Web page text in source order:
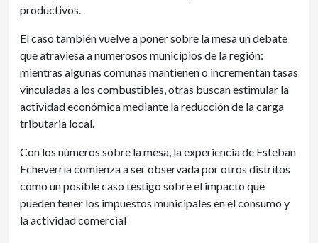
productivos.
El caso también vuelve a poner sobre la mesa un debate
que atraviesa a numerosos municipios de la región:
mientras algunas comunas mantienen o incrementan tasas
vinculadas a los combustibles, otras buscan estimular la
actividad económica mediante la reducción de la carga
tributaria local.
Con los números sobre la mesa, la experiencia de Esteban
Echeverría comienza a ser observada por otros distritos
como un posible caso testigo sobre el impacto que
pueden tener los impuestos municipales en el consumo y
la actividad comercial